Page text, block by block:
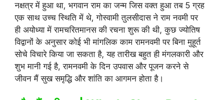
नक्षत्र में हुआ था, भगवान राम का जन्म जिस वक्त हुआ तब 5 ग्रह
एक साथ उच्च स्थिति में थे, गोस्वामी तुलसीदास ने राम नवमी पर
ही अयोध्या में रामचरितमानस की रचना शुरू की थी, कुछ ज्योतिष
विद्वानों के अनुसार कोई भी मांगलिक काम रामनवमी पर बिना मुहूर्त
सोचे विचारे किया जा सकता है, यह तारीख बहुत ही मंगलकारी और
शुभ मानी गई है, रामनवमी के दिन उपवास और पूजन करने से
जीवन मैं सुख समृद्धि और शांति का आगमन होता है।